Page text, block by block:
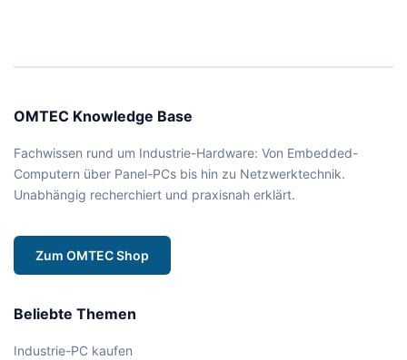
OMTEC Knowledge Base
Fachwissen rund um Industrie-Hardware: Von Embedded-
Computern über Panel-PCs bis hin zu Netzwerktechnik.
Unabhängig recherchiert und praxisnah erklärt.
Zum OMTEC Shop
Beliebte Themen
Industrie-PC kaufen